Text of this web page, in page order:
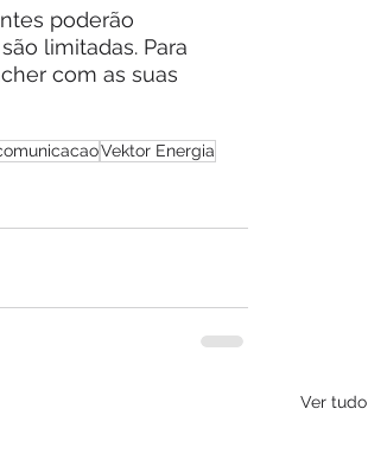
poderão
limitadas. Para
com as suas
Vektor Energia
Ver tudo